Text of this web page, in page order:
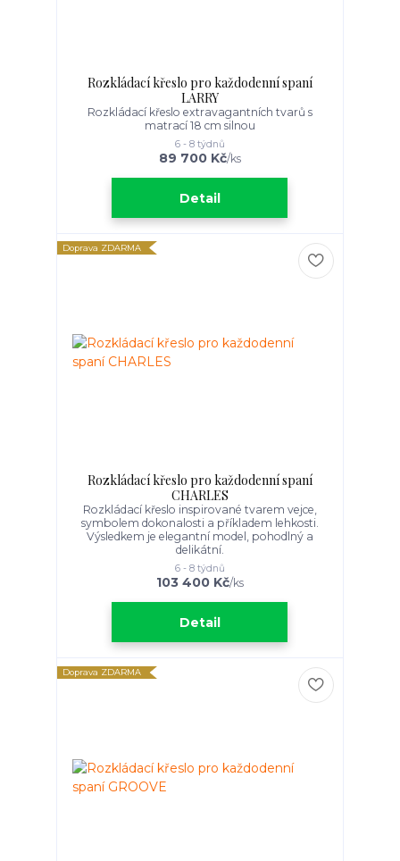
Rozkládací křeslo pro každodenní spaní
LARRY
Rozkládací křeslo extravagantních tvarů s
matrací 18 cm silnou
89 700 Kč/ks
6 - 8 týdnů
Detail
Doprava ZDARMA
Rozkládací křeslo pro každodenní spaní
CHARLES
Rozkládací křeslo inspirované tvarem vejce,
symbolem dokonalosti a příkladem lehkosti.
Výsledkem je elegantní model, pohodlný a
delikátní.
103 400 Kč/ks
6 - 8 týdnů
Detail
Doprava ZDARMA